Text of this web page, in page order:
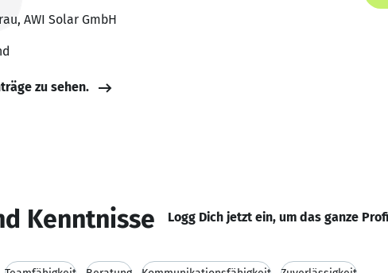
AWI Solar GmbH
zu sehen.
Kenntnisse Logg Dich jetzt ein, um das ganze